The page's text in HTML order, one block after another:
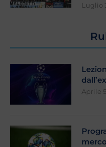
Luglio
Aprile